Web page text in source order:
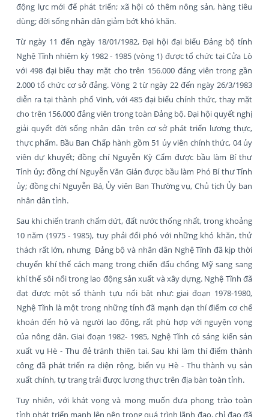
động lực mới để phát triển; xã hội có thêm nông sản, hàng tiêu
dùng; đời sống nhân dân giảm bớt khó khăn.
Từ ngày 11 đến ngày 18/01/1982, Đại hội đại biểu Đảng bộ tỉnh
Nghệ Tĩnh nhiệm kỳ 1982 - 1985 (vòng 1) được tổ chức tại Cửa Lò
với 498 đại biểu thay mặt cho trên 156.000 đảng viên trong gần
2.000 tổ chức cơ sở đảng. Vòng 2 từ ngày 22 đến ngày 26/3/1983
diễn ra tại thành phố Vinh, với 485 đại biểu chính thức, thay mặt
cho trên 156.000 đảng viên trong toàn Đảng bộ. Đại hội quyết nghị
giải quyết đời sống nhân dân trên cơ sở phát triển lương thực,
thực phẩm. Bầu Ban Chấp hành gồm 51 ủy viên chính thức, 04 ủy
viên dự khuyết; đồng chí Nguyễn Kỳ Cẩm được bầu làm Bí thư
Tỉnh ủy; đồng chí Nguyễn Văn Giản được bầu làm Phó Bí thư Tỉnh
ủy; đồng chí Nguyễn Bá, Ủy viên Ban Thường vụ, Chủ tịch Ủy ban
nhân dân tỉnh.
Sau khi chiến tranh chấm dứt, đất nước thống nhất, trong khoảng
10 năm (1975 - 1985), tuy phải đối phó với những khó khăn, thử
thách rất lớn, nhưng Đảng bộ và nhân dân Nghệ Tĩnh đã kịp thời
chuyển khí thế cách mạng trong chiến đấu chống Mỹ sang sang
khí thế sôi nổi trong lao động sản xuất và xây dựng. Nghệ Tĩnh đã
đạt được một số thành tựu nổi bật như: giai đoạn 1978-1980,
Nghệ Tĩnh là một trong những tỉnh đã mạnh dạn thí điểm cơ chế
khoán đến hộ và người lao động, rất phù hợp với nguyện vọng
của nông dân. Giai đoạn 1982- 1985, Nghệ Tĩnh có sáng kiến sản
xuất vụ Hè - Thu đẻ tránh thiên tai. Sau khi làm thí điểm thành
công đã phát triển ra diện rộng, biến vụ Hè - Thu thành vụ sản
xuất chính, tự trang trải được lương thực trên địa bàn toàn tỉnh.
Tuy nhiên, với khát vọng và mong muốn đưa phong trào toàn
tỉnh phát triển mạnh lên nên trong quá trình lãnh đạo, chỉ đạo đã